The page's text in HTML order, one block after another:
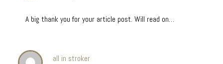
A big thank you for your article post. Will read on…
all in stroker